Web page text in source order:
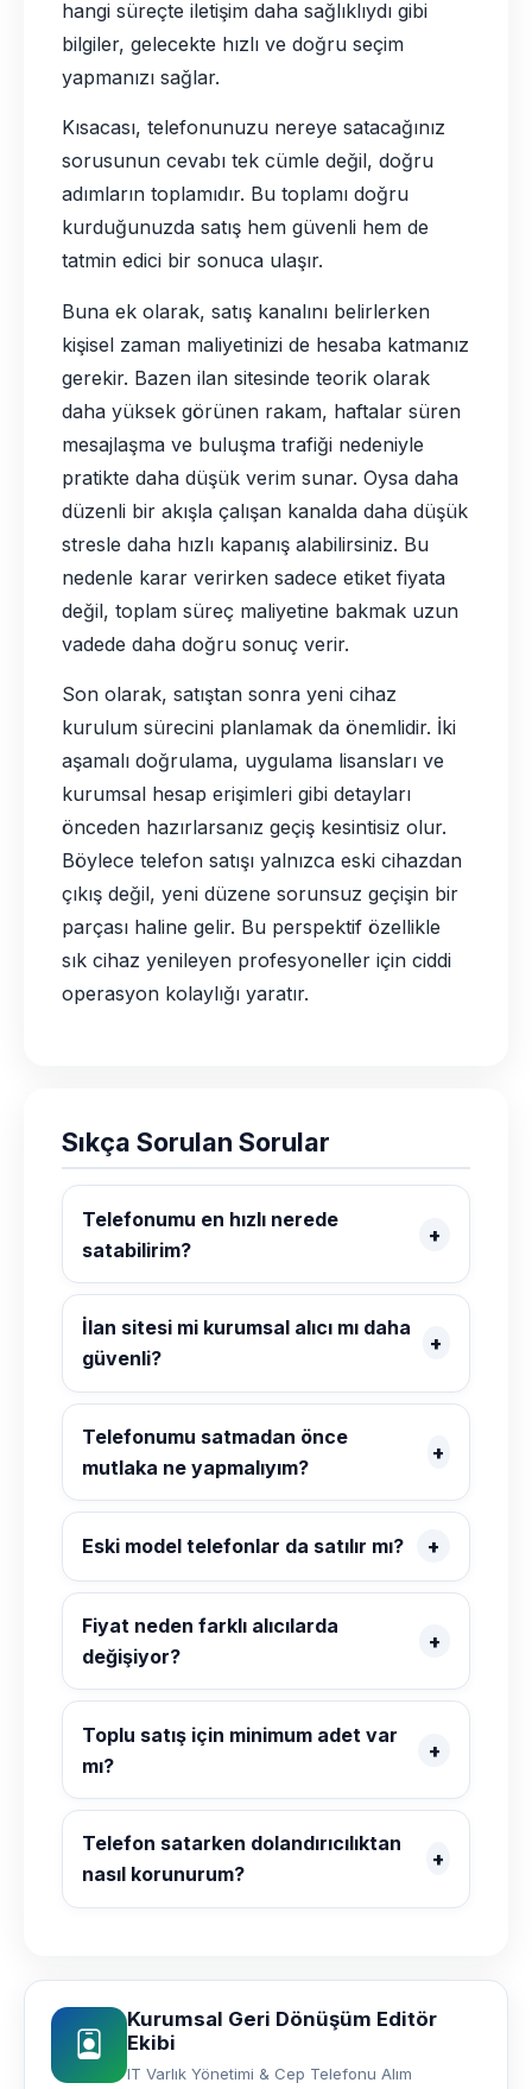
hangi süreçte iletişim daha sağlıklıydı gibi
bilgiler, gelecekte hızlı ve doğru seçim
yapmanızı sağlar.
Kısacası, telefonunuzu nereye satacağınız
sorusunun cevabı tek cümle değil, doğru
adımların toplamıdır. Bu toplamı doğru
kurduğunuzda satış hem güvenli hem de
tatmin edici bir sonuca ulaşır.
Buna ek olarak, satış kanalını belirlerken
kişisel zaman maliyetinizi de hesaba katmanız
gerekir. Bazen ilan sitesinde teorik olarak
daha yüksek görünen rakam, haftalar süren
mesajlaşma ve buluşma trafiği nedeniyle
pratikte daha düşük verim sunar. Oysa daha
düzenli bir akışla çalışan kanalda daha düşük
stresle daha hızlı kapanış alabilirsiniz. Bu
nedenle karar verirken sadece etiket fiyata
değil, toplam süreç maliyetine bakmak uzun
vadede daha doğru sonuç verir.
Son olarak, satıştan sonra yeni cihaz
kurulum sürecini planlamak da önemlidir. İki
aşamalı doğrulama, uygulama lisansları ve
kurumsal hesap erişimleri gibi detayları
önceden hazırlarsanız geçiş kesintisiz olur.
Böylece telefon satışı yalnızca eski cihazdan
çıkış değil, yeni düzene sorunsuz geçişin bir
parçası haline gelir. Bu perspektif özellikle
sık cihaz yenileyen profesyoneller için ciddi
operasyon kolaylığı yaratır.
Sıkça Sorulan Sorular
Telefonumu en hızlı nerede
satabilirim?
İlan sitesi mi kurumsal alıcı mı daha
güvenli?
Telefonumu satmadan önce
mutlaka ne yapmalıyım?
Eski model telefonlar da satılır mı?
Fiyat neden farklı alıcılarda
değişiyor?
Toplu satış için minimum adet var
mı?
Telefon satarken dolandırıcılıktan
nasıl korunurum?
Kurumsal Geri Dönüşüm Editör
Ekibi
IT Varlık Yönetimi & Cep Telefonu Alım